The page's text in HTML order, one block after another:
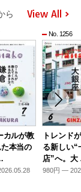
ら View All
カルが教
本当の
No. 1256
トレンド
る新しい“
店”へ。
980円 —